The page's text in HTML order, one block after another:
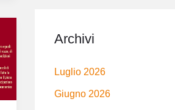
Archivi
Luglio 2026
Giugno 2026